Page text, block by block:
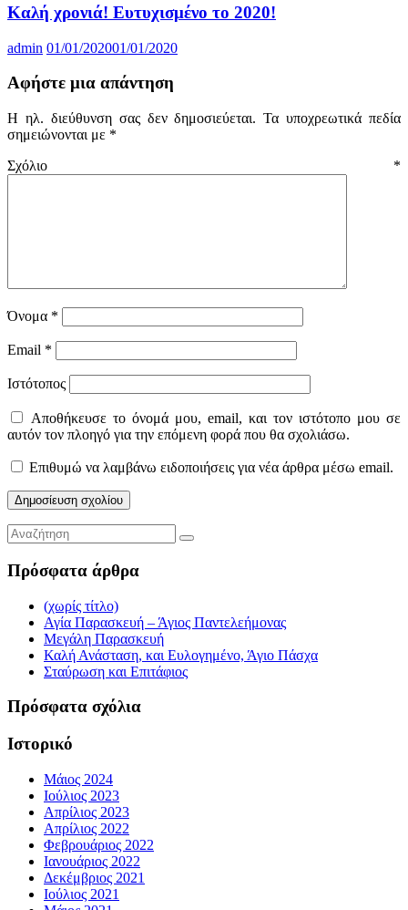
Καλή χρονιά! Ευτυχισμένο το 2020!
admin 01/01/202001/01/2020
Αφήστε μια απάντηση
Η ηλ. διεύθυνση σας δεν δημοσιεύεται. Τα υποχρεωτικά πεδία
σημειώνονται με *
Σχόλιο *
Όνομα *
Email *
Ιστότοπος
Αποθήκευσε το όνομά μου, email, και τον ιστότοπο μου σε
αυτόν τον πλοηγό για την επόμενη φορά που θα σχολιάσω.
Επιθυμώ να λαμβάνω ειδοποιήσεις για νέα άρθρα μέσω email.
Πρόσφατα άρθρα
(χωρίς τίτλο)
Αγία Παρασκευή – Άγιος Παντελεήμονας
Μεγάλη Παρασκευή
Καλή Ανάσταση, και Ευλογημένο, Άγιο Πάσχα
Σταύρωση και Επιτάφιος
Πρόσφατα σχόλια
Ιστορικό
Μάιος 2024
Ιούλιος 2023
Απρίλιος 2023
Απρίλιος 2022
Φεβρουάριος 2022
Ιανουάριος 2022
Δεκέμβριος 2021
Ιούλιος 2021